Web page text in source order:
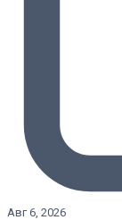
Авг 6, 2026